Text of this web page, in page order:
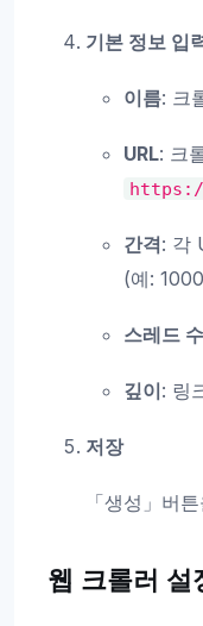
기본 정보 입
이름: 크
URL: 크
간격: 각
(예:
스레드 수
깊이: 링
저장
「생성」버
웹 크롤러 설